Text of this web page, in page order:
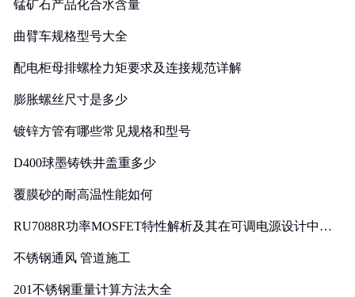
锰矿石产品化合水含量
曲臂车规格型号大全
配电柜母排螺栓力矩要求及连接规范详解
膨胀螺丝尺寸是多少
镀锌方管有哪些常见规格和型号
D400球墨铸铁井盖重多少
覆膜砂的耐高温性能如何
RU7088R功率MOSFET特性解析及其在可调电源设计中的
不锈钢通风 管道施工
201不锈钢重量计算方法大全